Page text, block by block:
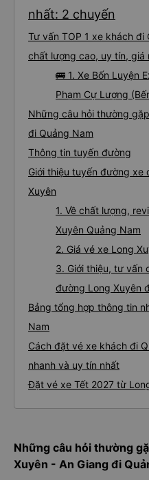
nhất: 2 chuyến
Tư vấn TOP 1 xe khách
chất lượng cao, uy tín, giá
🚌 1. Xe Bốn Luyện
Phạm Cự Lượng
Những câu hỏi thường
đi Quảng Nam
Thông tin tuyến đường
Giới thiệu tuyến đường xe
Xuyên
1. Về chất lượng,
Xuyên Quảng Nam
2. Giá vé xe Long
3. Giới thiệu, tư vấn
đường Long Xuyên
Bảng tổng hợp thông tin
Nam
Cách đặt vé xe khách đi
nhanh và uy tín nhất
Đặt vé xe Tết 2027 từ
Những câu hỏi thường
Xuyên - An Giang đi